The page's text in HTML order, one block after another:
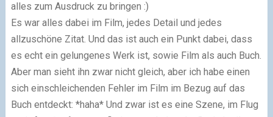
alles zum Ausdruck zu bringen :)
Es war alles dabei im Film, jedes Detail und jedes
allzuschöne Zitat. Und das ist auch ein Punkt dabei, dass
es echt ein gelungenes Werk ist, sowie Film als auch Buch.
Aber man sieht ihn zwar nicht gleich, aber ich habe einen
sich einschleichenden Fehler im Film im Bezug auf das
Buch entdeckt: *haha* Und zwar ist es eine Szene, im Flug